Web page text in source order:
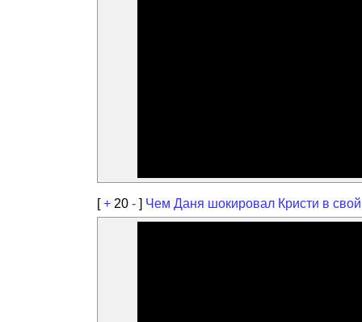
[+ 20 - ] Чем Даня шокировал Кристи в